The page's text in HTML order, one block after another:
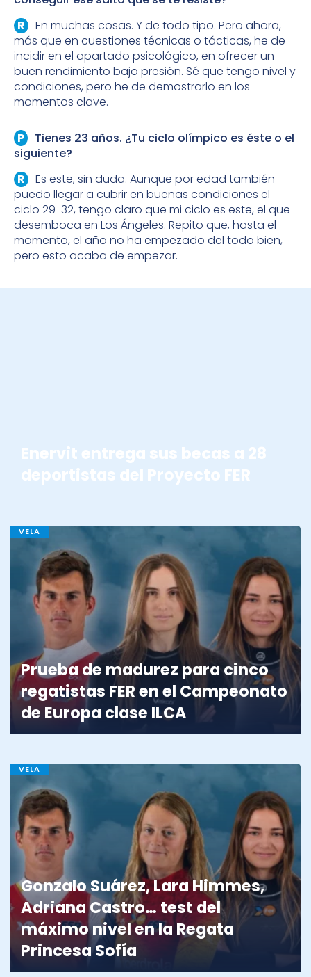
En muchas cosas. Y de todo tipo. Pero ahora,
más que en cuestiones técnicas o tácticas, he de
incidir en el apartado psicológico, en ofrecer un
buen rendimiento bajo presión. Sé que tengo nivel y
condiciones, pero he de demostrarlo en los
momentos clave.
Tienes 23 años. ¿Tu ciclo olímpico es éste o el
siguiente?
Es este, sin duda. Aunque por edad también
puedo llegar a cubrir en buenas condiciones el
ciclo 29-32, tengo claro que mi ciclo es este, el que
desemboca en Los Ángeles. Repito que, hasta el
momento, el año no ha empezado del todo bien,
pero esto acaba de empezar.
Enervit entrega sus becas a 28
deportistas del Proyecto FER
VELA
Prueba de madurez para cinco
regatistas FER en el Campeonato
de Europa clase ILCA
VELA
Gonzalo Suárez, Lara Himmes,
Adriana Castro… test del
máximo nivel en la Regata
Princesa Sofía